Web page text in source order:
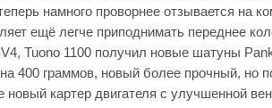
намного проворнее отзывается на
ещё легче приподнимать переднее
Tuono 1100 получил новые шатуны
400 граммов, новый более прочный, но
новый картер двигателя с улучшенной